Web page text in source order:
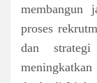
membangun
proses
dan